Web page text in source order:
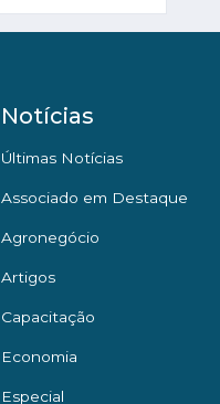
Notícias
Últimas Notícias
Associado em Destaque
Agronegócio
Artigos
Capacitação
Economia
Especial